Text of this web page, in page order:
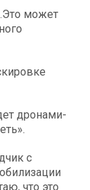
может
дронами-
с
что это